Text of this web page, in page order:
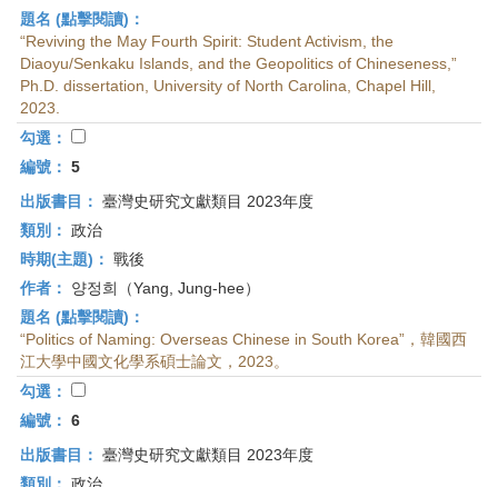
題名 (點擊閱讀)：
“Reviving the May Fourth Spirit: Student Activism, the
Diaoyu/Senkaku Islands, and the Geopolitics of Chineseness,”
Ph.D. dissertation, University of North Carolina, Chapel Hill,
2023.
勾選：
編號： 5
出版書目： 臺灣史研究文獻類目 2023年度
類別： 政治
時期(主題)： 戰後
作者：
양정희（Yang, Jung-hee）
題名 (點擊閱讀)：
“Politics of Naming: Overseas Chinese in South Korea”，韓國西
江大學中國文化學系碩士論文，2023。
勾選：
編號： 6
出版書目： 臺灣史研究文獻類目 2023年度